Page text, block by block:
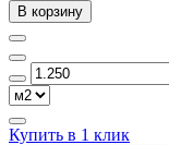
В корзину
Купить в 1 клик